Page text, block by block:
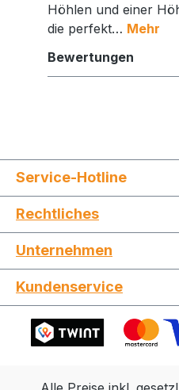
Jetzt die
Kopieren
Höhlen und einer
die perfekt… Mehr
Bewertungen
Service-Hotline
Rechtliches
Unternehmen
Kundenservice